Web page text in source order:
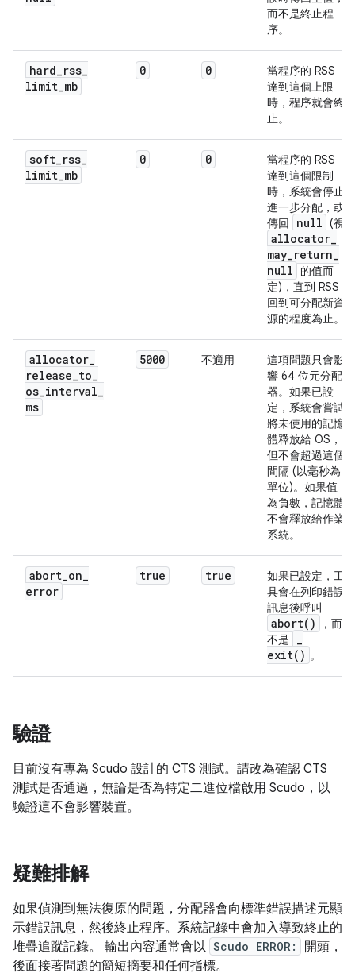
而不是終止程
序。
hard_rss_
limit_mb
0 0
當程序的 RSS
達到這個上限
時，程序就會終
止。
soft_rss_
limit_mb
0 0
當程序的 RSS
達到這個限制
時，系統會停止
進一步分配，或
傳回
null (視
allocator_
may_return_
null
的值而
定)，直到 RSS
回到可分配新資
源的程度為止。
allocator_
release_to_
os_interval_
ms
5000 不適用
這項問題只會影
響 64 位元分配
器。如果已設
定，系統會嘗試
將未使用的記憶
體釋放給 OS，
但不會超過這個
間隔 (以毫秒為
單位)。如果值
為負數，記憶體
不會釋放給作業
系統。
abort_on_
error
true true
如果已設定，工
具會在列印錯誤
訊息後呼叫
abort( )
，而
不是
_
exit( ) 。
驗證
目前沒有專為 Scudo 設計的 CTS 測試。請改為確認 CTS
測試是否通過，無論是否為特定二進位檔啟用 Scudo，以
驗證這不會影響裝置。
疑難排解
如果偵測到無法復原的問題，分配器會向標準錯誤描述元顯
示錯誤訊息，然後終止程序。系統記錄中會加入導致終止的
堆疊追蹤記錄。 輸出內容通常會以 Scudo ERROR:
開頭，
後面接著問題的簡短摘要和任何指標。